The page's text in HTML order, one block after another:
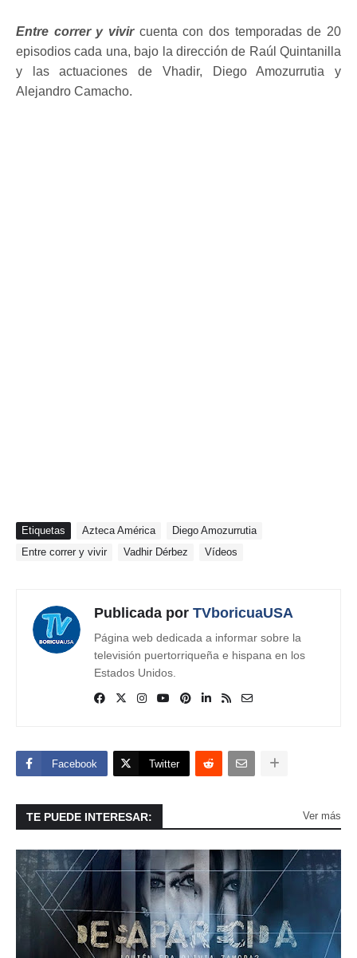
Entre correr y vivircuenta con dos temporadas de 20
episodios cada una, bajo la dirección de Raúl Quintanilla
y las actuaciones de Vhadir, Diego Amozurrutia y
Alejandro Camacho.
Etiquetas Azteca América
Diego Amozurrutia
Entre correr y vivir
Vadhir Dérbez Vídeos
Publicada por TVboricuaUSA
Página web dedicada a informar sobre la
televisión puertorriqueña e hispana en los
Estados Unidos.
Facebook Twitter
TE PUEDE INTERESAR: Ver más